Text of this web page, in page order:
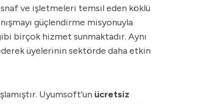
ve işletmeleri temsil eden köklü
güçlendirme misyonuyla
birçok hizmet sunmaktadır. Aynı
üyelerinin sektörde daha etkin
Uyumsoft’un ücretsiz